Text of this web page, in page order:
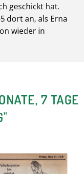
geschickt hat.
dort an, als Erna
wieder in
7 TAGE